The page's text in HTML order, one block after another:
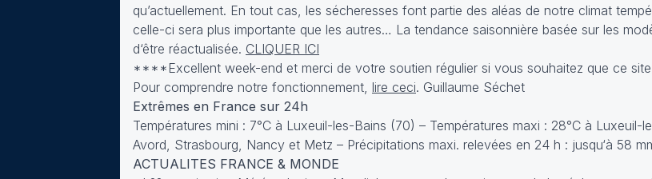
qu’actuellement. En tout cas, les sécheresses font partie des aléas de notre climat
celle-ci sera plus importante que les autres… La tendance saisonnière basée sur les
d‘être réactualisée. CLIQUER ICI
****Excellent week-end et merci de votre soutien régulier si vous souhaitez que ce
Pour comprendre notre fonctionnement, lire ceci. Guillaume Séchet
Extrêmes en France sur 24h
Températures mini : 7°C à Luxeuil-les-Bains (70) – Températures maxi : 28°C à Luxeuil-
Avord, Strasbourg, Nancy et Metz – Précipitations maxi. relevées en 24 h : jusqu‘à 58
ACTUALITES FRANCE & MONDE